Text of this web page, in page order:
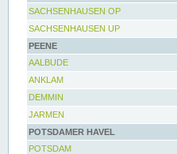
SACHSENHAUSEN OP
SACHSENHAUSEN UP
PEENE
AALBUDE
ANKLAM
DEMMIN
JARMEN
POTSDAMER HAVEL
POTSDAM